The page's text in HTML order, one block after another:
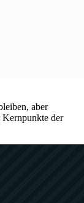
aber
Kernpunkte der